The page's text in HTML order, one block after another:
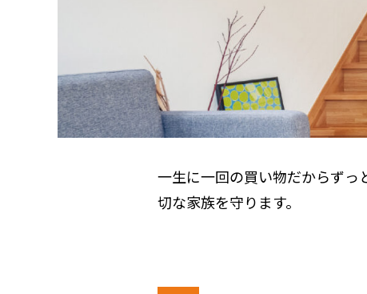
一生に一回の買い物だからずっ
切な家族を守ります。